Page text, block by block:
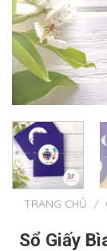
TRANG CHỦ /
Sổ Giấy